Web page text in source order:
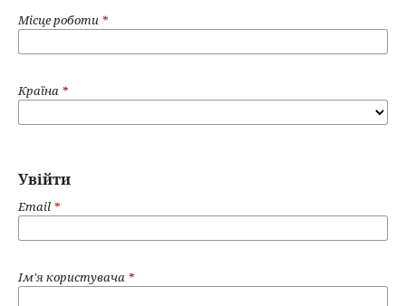
Місце роботи *
Країна *
Увійти
Email *
Ім'я користувача *